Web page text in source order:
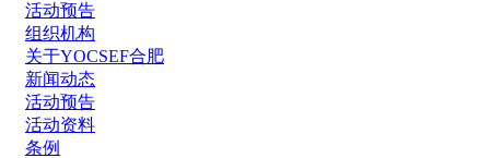
活动预告
组织机构
关于YOCSEF合肥
新闻动态
活动预告
活动资料
条例